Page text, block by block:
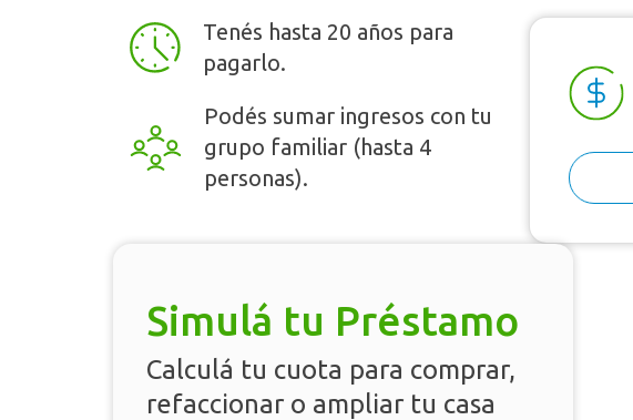
Tenés hasta 20 años para
pagarlo.
Podés sumar ingresos con tu
grupo familiar (hasta 4
personas).
Simulá tu Préstamo
Calculá tu cuota para comprar,
refaccionar o ampliar tu casa